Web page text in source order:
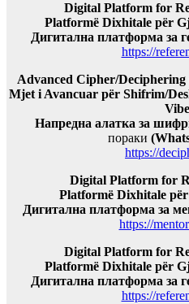
Digital Platform for
Platformë Dixhitale për
Дигитална платформа за
https://
Advanced Cipher/Deciphering
Mjet i Avancuar për Shifrim/
Напредна алатка за
пораки
https://
Digital Platform for
Platformë Dixhitale
Дигитална платформа за
https://
Digital Platform for
Platformë Dixhitale për
Дигитална платформа за
https://